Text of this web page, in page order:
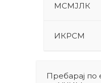
МСМЈЛК
ИКРСМ
Пребарај по